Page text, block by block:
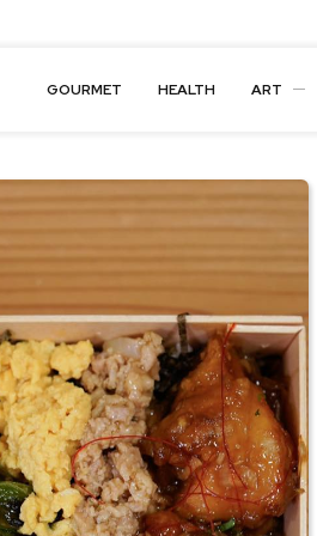
GOURMET HEALTH ART